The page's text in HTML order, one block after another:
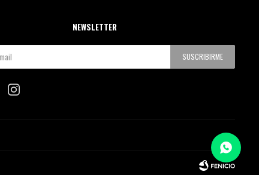
NEWSLETTER
SUSCRIBIRME
